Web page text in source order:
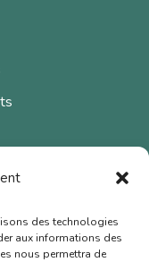
des technologies
aux informations des
nous permettra de